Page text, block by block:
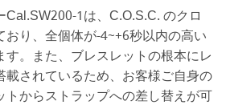
1は、C.O.S.C. のクロ
おり、全個体が-4~+6秒以内の高い
。また、ブレスレットの根本にレ
されているため、お客様ご自身の
からストラップへの差し替えが可